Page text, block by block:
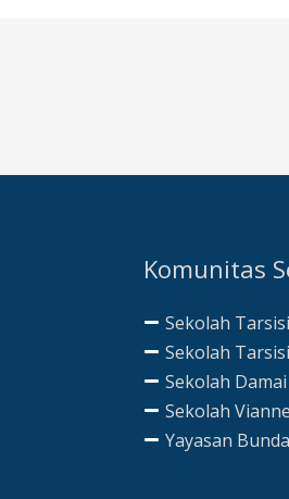
Komunitas
Sekolah
Sekolah
Sekolah Damai
Sekolah
Yayasan